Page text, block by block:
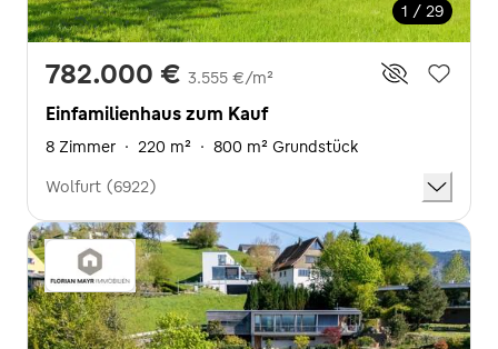
1 / 29
782.000 € 3.555 €/m²
Einfamilienhaus zum Kauf
8 Zimmer · 220 m² · 800 m² Grundstück
Wolfurt (6922)